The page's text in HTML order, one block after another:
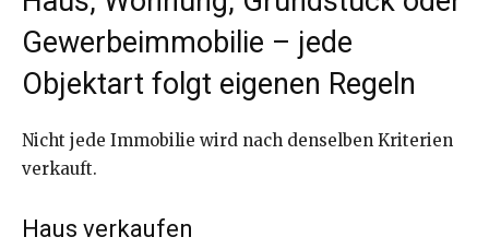
Gewerbeimmobilie – jede
Objektart folgt eigenen Regeln
Nicht jede Immobilie wird nach denselben Kriterien
verkauft.
Haus verkaufen